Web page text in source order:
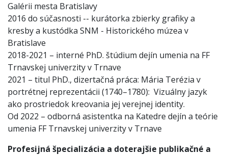
Galérii mesta Bratislavy
2016 do súčasnosti -- kurátorka zbierky grafiky a
kresby a kustódka SNM - Historického múzea v
Bratislave
2018-2021 – interné PhD. štúdium dejín umenia na FF
Trnavskej univerzity v Trnave
2021 – titul PhD., dizertačná práca: Mária Terézia v
portrétnej reprezentácii (1740–1780): Vizuálny jazyk
ako prostriedok kreovania jej verejnej identity.
Od 2022 – odborná asistentka na Katedre dejín a teórie
umenia FF Trnavskej univerzity v Trnave
Profesijná špecializácia a doterajšie publikačné a